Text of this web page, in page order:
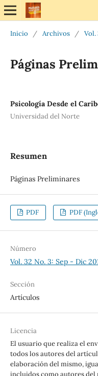
Inicio / Archivos / Vol.
Páginas
Psicología Desde el
Universidad del Norte
Resumen
Páginas Preliminares
PDF PDF
Número
Vol. 32 No. 3: Sep - Dic
Sección
Artículos
Licencia
El usuario que realiza el
todos los autores del
elaboración del mismo,
incluidos como autores del